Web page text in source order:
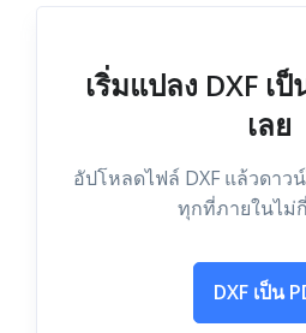
เริ่มแปลง DXF เ
เลย
อัปโหลดไฟล์ DXF แล้วดาว
ทุกที่ภายในไม่
DXF เป็น